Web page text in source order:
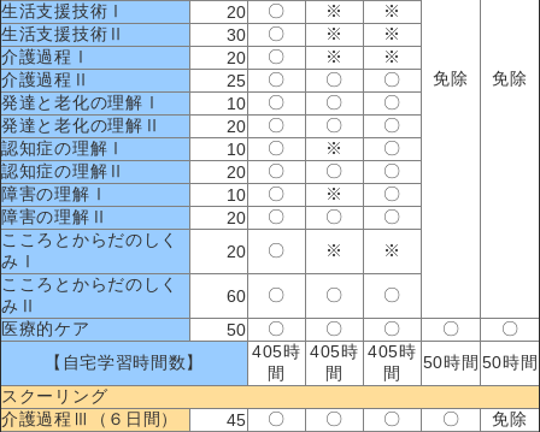
免除 免除
生活支援技術Ⅰ
20 〇 ※
※
生活支援技術Ⅱ
30 〇 ※
※
介護過程Ⅰ
20 〇 ※
※
介護過程Ⅱ
25 〇 〇
〇
発達と老化の理解Ⅰ
10 〇 〇
〇
発達と老化の理解Ⅱ
20 〇 〇
〇
認知症の理解Ⅰ
10 〇 ※
〇
認知症の理解Ⅱ
20 〇 〇
〇
障害の理解Ⅰ
10 〇 ※
〇
障害の理解Ⅱ
20 〇 〇
〇
こころとからだのしく
みⅠ
20 〇 ※
※
こころとからだのしく
みⅡ
60 〇 〇
〇
医療的ケア
50 〇 〇 〇 〇
〇
【自宅学習時間数】
405時
間
405時
間
405時
間
50時間 50時間
スクーリング
介護過程Ⅲ（６日間）
45 〇 〇 〇 〇
免除